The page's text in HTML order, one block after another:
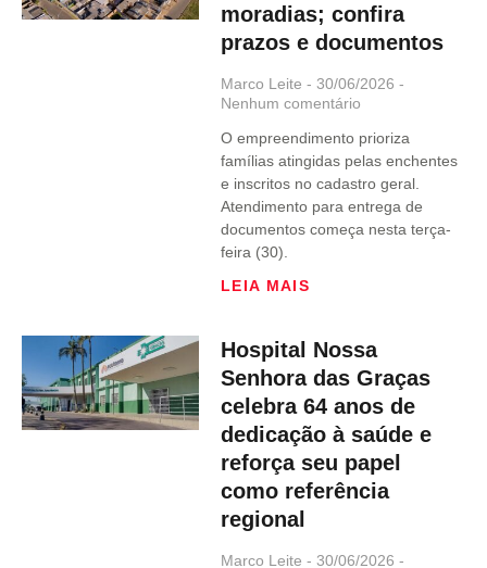
moradias; confira
prazos e documentos
Marco Leite 30/06/2026
Nenhum comentário
O empreendimento prioriza
famílias atingidas pelas enchentes
e inscritos no cadastro geral.
Atendimento para entrega de
documentos começa nesta terça-
feira (30).
LEIA MAIS
Hospital Nossa
Senhora das Graças
celebra 64 anos de
dedicação à saúde e
reforça seu papel
como referência
regional
Marco Leite 30/06/2026